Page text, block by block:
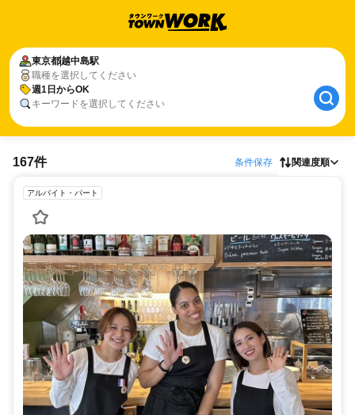
東京都越中島駅
職種を選択してください
週1日からOK
キーワードを選択してください
167件 条件保存 関連度順
アルバイト・パート